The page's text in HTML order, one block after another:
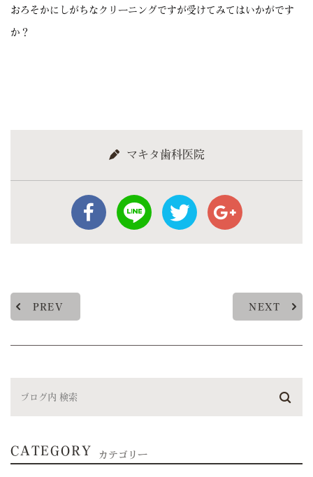
おろそかにしがちなクリーニングですが受けてみてはいかがです
か？
マキタ歯科医院
PREV NEXT
CATEGORY カテゴリー